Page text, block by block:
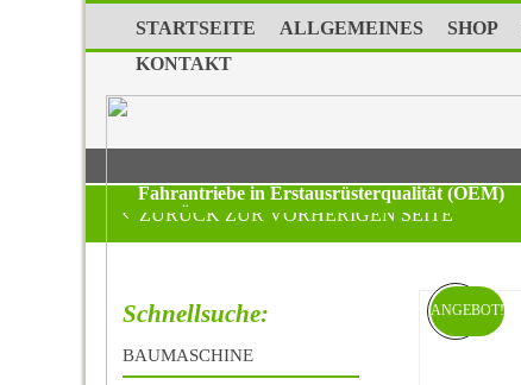
STARTSEITE ALLGEMEINES SHOP
KONTAKT
Fahrantriebe in Erstausrüsterqualität (OEM)
ZURÜCK ZUR VORHERIGEN SEITE
ANGEBOT!
Schnellsuche:
BAUMASCHINE